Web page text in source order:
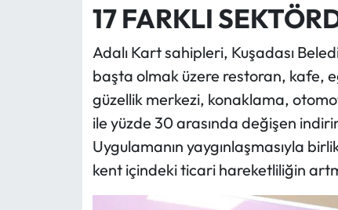
17 FARKLI
Adalı Kart sahipleri, Kuşadası
başta olmak üzere restoran, kafe,
güzellik merkezi, konaklama,
ile yüzde 30 arasında değişen
Uygulamanın yaygınlaşmasıyla
kent içindeki ticari hareketliliğin